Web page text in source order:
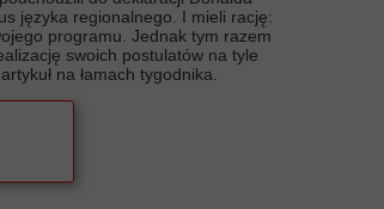
języka regionalnego. I mieli rację:
programu. Jednak tym razem
swoich postulatów na tyle
na łamach tygodnika.